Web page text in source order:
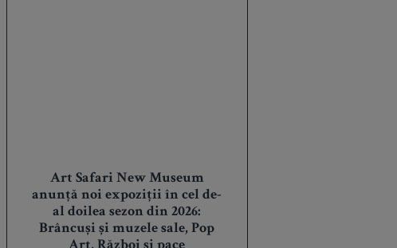
Art Safari New Museum
anunță noi expoziții în cel de-
al doilea sezon din 2026:
Brâncuși și muzele sale, Pop